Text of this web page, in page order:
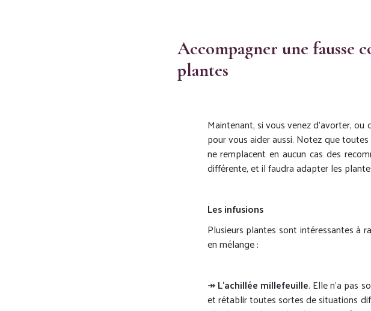
Accompagner une fausse
plantes
Maintenant, si vous venez d’avorter,
pour vous aider aussi. Notez que
ne remplacent en aucun cas des
différente, et il faudra adapter les
Les infusions
Plusieurs plantes sont intéressantes à
en mélange :
↠L’achillée millefeuille. Elle n’a pas
et rétablir toutes sortes de situations